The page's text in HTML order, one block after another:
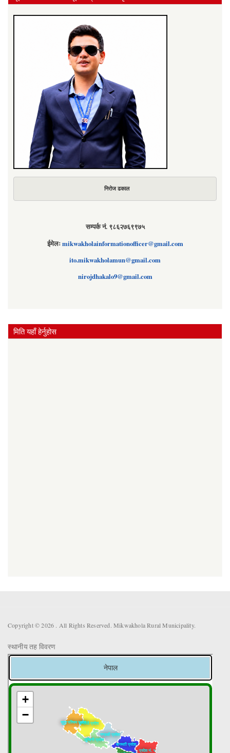
निरोज ढकाल
सम्पर्क नं. ९८६२७६९९७५
ईमेलःmikwakholainformationofficer@gmail.com
ito.mikwakholamun@gmail.com
nirojdhakalo9@gmail.com
मिति यहाँ हेर्नुहोस
Copyright © 2026 . All Rights Reserved. Mikwakhola Rural Municipality.
स्थानीय तह विवरण